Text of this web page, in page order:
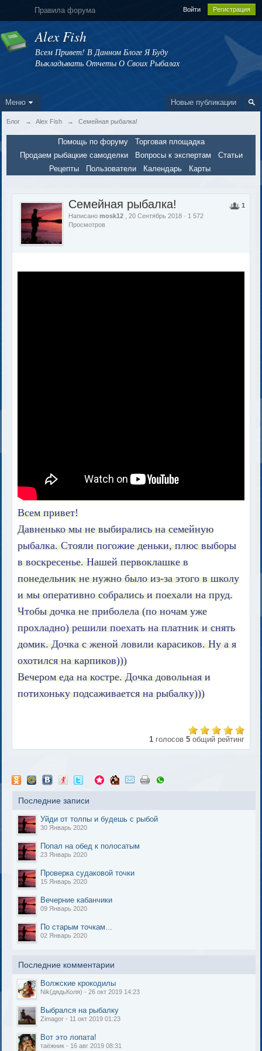
Правила форума Войти Регистрация
Alex Fish
Всем Привет! В Данном Блоге Я Буду
Выкладывать Отчеты О Своих Рыбалах
Новые публикации
Меню
Блог → Alex Fish → Семейная рыбалка!
Помощь по форуму
Торговая площадка
Продаем рыбацкие самоделки
Вопросы к экспертам
Статьи
Рецепты
Пользователи Календарь Карты
1
Семейная рыбалка!
Написаноmosk12
, 20 Сентябрь 2018 · 1 572
Просмотров
Всем привет!
Давненько мы не выбирались на семейную
рыбалка. Стояли погожие деньки, плюс выборы
в воскресенье. Нашей первоклашке в
понедельник не нужно было из-за этого в школу
и мы оперативно собрались и поехали на пруд.
Чтобы дочка не приболела (по ночам уже
прохладно) решили поехать на платник и снять
домик. Дочка с женой ловили карасиков. Ну а я
охотился на карпиков)))
Вечером еда на костре. Дочка довольная и
потихоньку подсаживается на рыбалку)))
1 голосов 5 общий рейтинг
Последние записи
Уйди от толпы и будешь с рыбой
30 Январь 2020
Попал на обед к полосатым
23 Январь 2020
Проверка судаковой точки
15 Январь 2020
Вечерние кабанчики
09 Январь 2020
По старым точкам...
02 Январь 2020
Последние комментарии
Волжские крокодилы
Nik(дядьКоля) - 26 окт 2019 14:23
Выбрался на рыбалку
Zimagor - 11 окт 2019 01:23
Вот это лопата!
таёжник - 16 авг 2019 08:31